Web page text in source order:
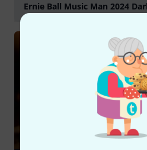
Ernie Ball Music Man 2024